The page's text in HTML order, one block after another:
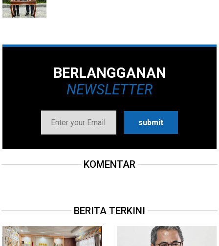
BERLANGGANAN
NEWSLETTER
KOMENTAR
BERITA TERKINI